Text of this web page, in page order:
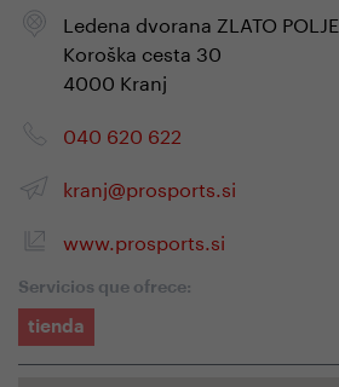
Ledena dvorana ZLATO POLJE
Koroška cesta 30
4000 Kranj
040 620 622
kranj@prosports.si
www.prosports.si
Servicios que ofrece:
tienda